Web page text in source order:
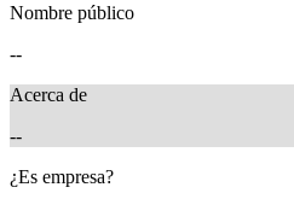
Nombre público
--
Acerca de
--
¿Es empresa?